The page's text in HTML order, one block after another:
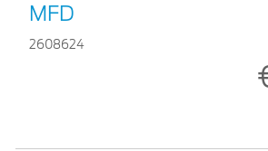
MFD
2608624